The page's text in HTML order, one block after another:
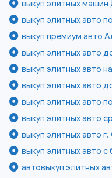
выкуп элитных машин
выкуп элитных авто
выкуп премиум авто
выкуп элитных авто
выкуп элитных авто
выкуп элитных авто
выкуп элитных авто
выкуп элитных авто
выкуп элитных авто
выкуп элитных авто с
автовыкуп элитных